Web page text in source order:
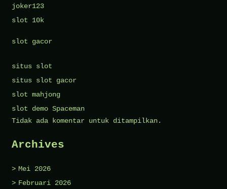
joker123
slot 10k
slot gacor
situs slot
situs slot gacor
slot mahjong
slot demo Spaceman
Tidak ada komentar untuk ditampilkan.
Archives
Mei 2026
Februari 2026